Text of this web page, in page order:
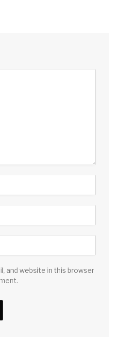
and website in this browser